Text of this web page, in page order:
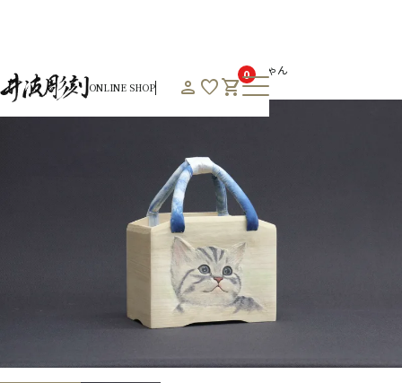
ONLINE SHOP person favoriteshopping_cart
0
HOME 通年商品一覧 にゃん